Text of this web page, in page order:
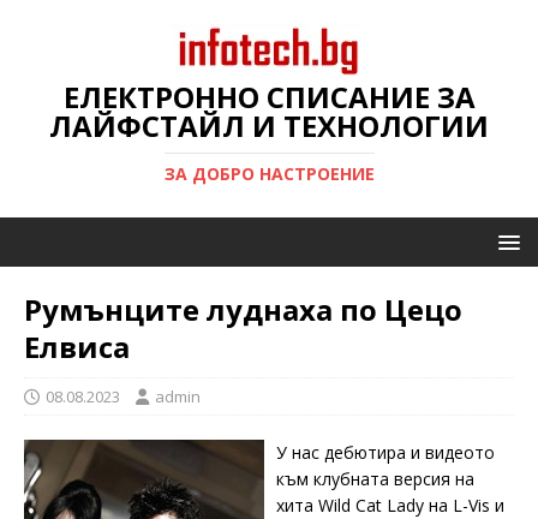
ЕЛЕКТРОННО СПИСАНИЕ ЗА
ЛАЙФСТАЙЛ И ТЕХНОЛОГИИ
ЗА ДОБРО НАСТРОЕНИЕ
Румънците луднаха по Цецо
Елвиса
08.08.2023 admin
У нас дебютира и видеото
към клубната версия на
хита Wild Cat Lady на L-Vis и